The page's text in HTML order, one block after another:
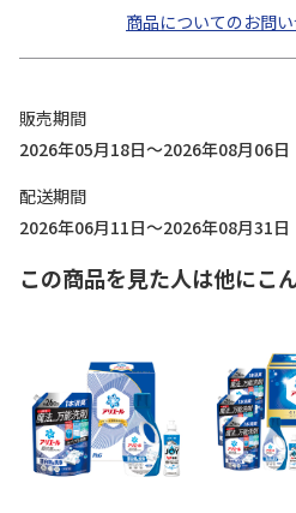
商品についてのお問
販売期間
2026年05月18日～2026年08月06日
配送期間
2026年06月11日～2026年08月31日
この商品を見た人は他にこ